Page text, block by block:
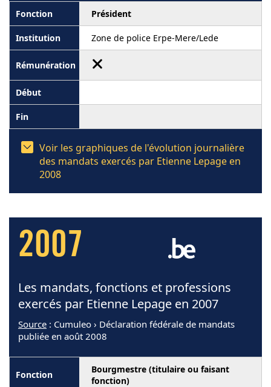
Président
Zone de police Erpe-Mere/Lede
Voir les graphiques de l'évolution journalière
des mandats exercés par Etienne Lepage en
2008
2007
Les mandats, fonctions et professions
exercés par Etienne Lepage en 2007
Source : Cumuleo › Déclaration fédérale de mandats
publiée en août 2008
Bourgmestre (titulaire ou faisant
fonction)